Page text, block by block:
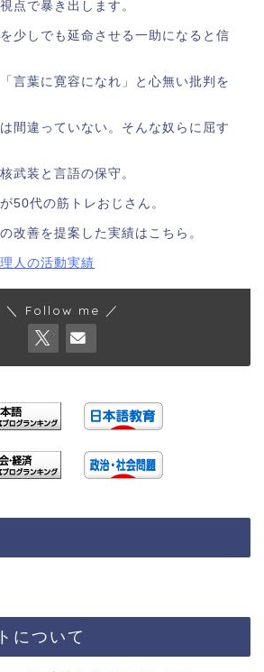
点で暴き出します。
少しでも延命させる一助になると信
言葉に寛容になれ」と心無い批判を
間違っていない。そんな奴らに屈す
武装と言語の保守。
50代の筋トレおじさん。
改善を提案した実績はこちら。
人の活動実績
＼ Follow me ／
について